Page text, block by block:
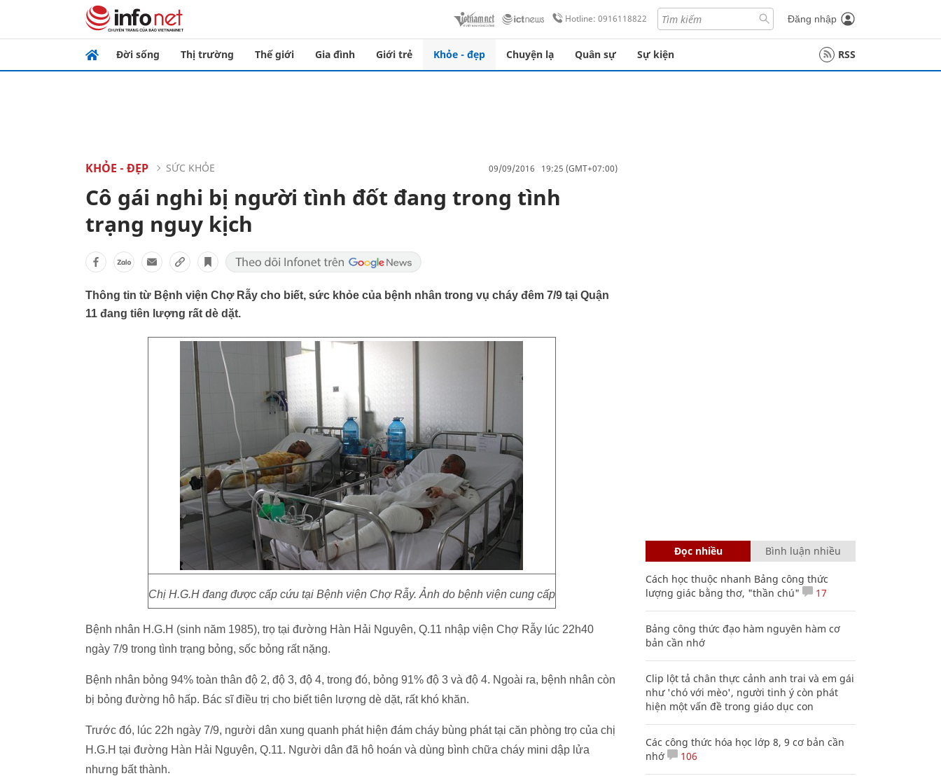
Hotline: 0916118822 Đăng nhập
Đời sống Thị trường Thế giới Gia đình Giới trẻ Khỏe - đẹp Chuyện lạ Quân sự Sự kiện RSS
KHỎE - ĐẸP SỨC KHỎE 09/09/2016 19:25 (GMT+07:00)
Cô gái nghi bị người tình đốt đang trong tình
trạng nguy kịch
Thông tin từ Bệnh viện Chợ Rẫy cho biết, sức khỏe của bệnh nhân trong vụ cháy đêm 7/9 tại Quận
11 đang tiên lượng rất dè dặt.
Chị H.G.H đang được cấp cứu tại Bệnh viện Chợ Rẫy. Ảnh do bệnh viện cung cấp
Bệnh nhân H.G.H (sinh năm 1985), trọ tại đường Hàn Hải Nguyên, Q.11 nhập viện Chợ Rẫy lúc 22h40
ngày 7/9 trong tình trạng bỏng, sốc bỏng rất nặng.
Bệnh nhân bỏng 94% toàn thân độ 2, độ 3, độ 4, trong đó, bỏng 91% độ 3 và độ 4. Ngoài ra, bệnh nhân còn
bị bỏng đường hô hấp. Bác sĩ điều trị cho biết tiên lượng dè dặt, rất khó khăn.
Trước đó, lúc 22h ngày 7/9, người dân xung quanh phát hiện đám cháy bùng phát tại căn phòng trọ của chị
H.G.H tại đường Hàn Hải Nguyên, Q.11. Người dân đã hô hoán và dùng bình chữa cháy mini dập lửa
nhưng bất thành.
Đọc nhiều Bình luận nhiều
Cách học thuộc nhanh Bảng công thức
lượng giác bằng thơ, "thần chú"
17
Bảng công thức đạo hàm nguyên hàm cơ
bản cần nhớ
Clip lột tả chân thực cảnh anh trai và em gái
như 'chó với mèo', người tinh ý còn phát
hiện một vấn đề trong giáo dục con
Các công thức hóa học lớp 8, 9 cơ bản cần
nhớ
106